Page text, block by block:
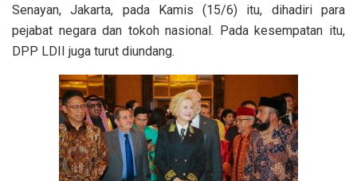
Senayan, Jakarta, pada Kamis (15/6) itu, dihadiri para
pejabat negara dan tokoh nasional. Pada kesempatan itu,
DPP LDII juga turut diundang.